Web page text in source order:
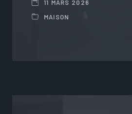
11 MARS 2026
MAISON